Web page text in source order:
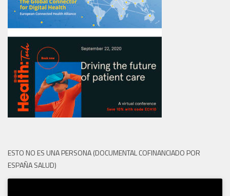
ESTO NO ES UNA PERSONA (DOCUMENTAL COFINANCIADO POR
ESPAÑA SALUD)